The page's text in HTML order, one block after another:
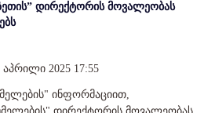
დირექტორის მოვალეობას
2025 17:55
ინფორმაციით,